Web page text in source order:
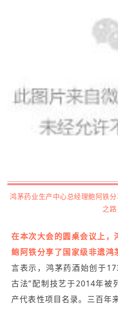
鸿茅药业生产中心总经理鲍阿铁
之路
在本次大会的圆桌会议上，
鲍阿铁分享了国家级非遗鸿
言表示，鸿茅药酒始创于
古法”配制技艺于2014年被
产代表性项目名录。三百年